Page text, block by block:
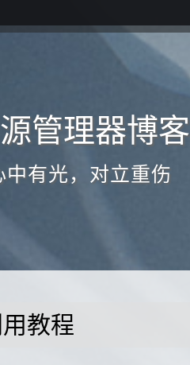
管理器博客
中有光，对立重伤
教程